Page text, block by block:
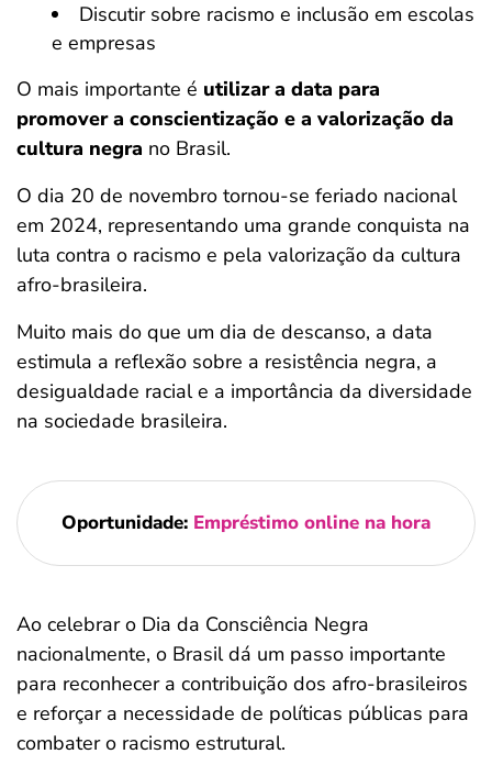
Discutir sobre racismo e inclusão em escolas
e empresas
O mais importante é utilizar a data para
promover a conscientização e a valorização da
cultura negra no Brasil.
O dia 20 de novembro tornou-se feriado nacional
em 2024, representando uma grande conquista na
luta contra o racismo e pela valorização da cultura
afro-brasileira.
Muito mais do que um dia de descanso, a data
estimula a reflexão sobre a resistência negra, a
desigualdade racial e a importância da diversidade
na sociedade brasileira.
Oportunidade: Empréstimo online na hora
Ao celebrar o Dia da Consciência Negra
nacionalmente, o Brasil dá um passo importante
para reconhecer a contribuição dos afro-brasileiros
e reforçar a necessidade de políticas públicas para
combater o racismo estrutural.